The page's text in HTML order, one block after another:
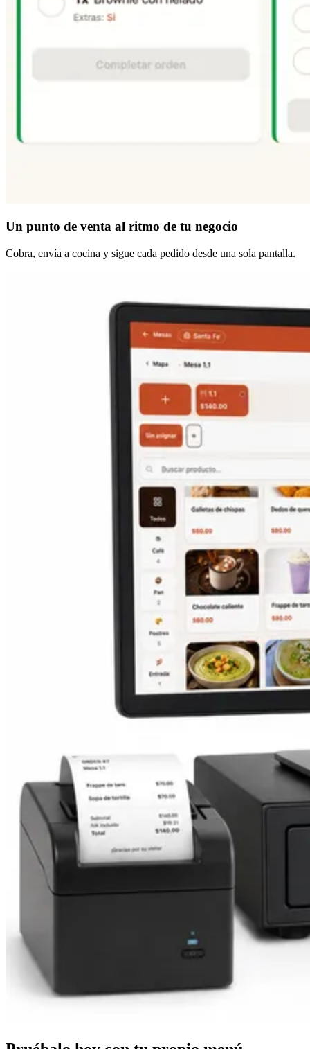
Un punto de venta al ritmo de tu negocio
Cobra, envía a cocina y sigue cada pedido desde una sola pantalla.